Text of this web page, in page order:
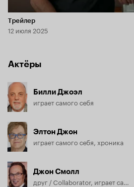
Длительность 2 мин
Трейлер
12 июля 2025
Актёры
Билли Джоэл
играет самого себя
Элтон Джон
играет самого себя, хроника
Джон Смолл